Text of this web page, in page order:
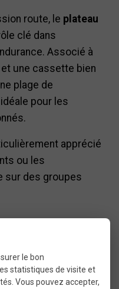
route, le plateau
clé dans
Associé à
une cassette bien
plage de
pour les
apprécié
ou les
sur des groupes
le bon
statistiques de visite et
Vous pouvez accepter,